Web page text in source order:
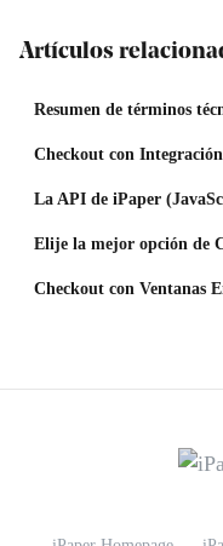
Artículos
Resumen de términos
Checkout con
La API de iPaper
Elije la mejor opción de
Checkout con Ventanas